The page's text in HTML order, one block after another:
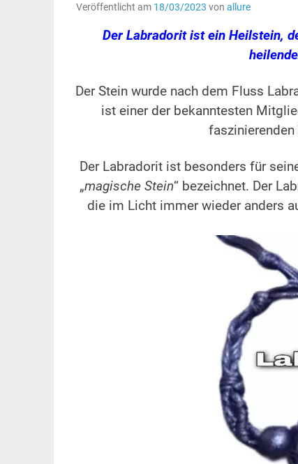
Veröffentlicht am 18/03/2023 von allure
Der Labradorit ist ein Heilstein,
Der Stein wurde nach dem Fluss
ist einer der bekanntesten
Der Labradorit ist besonders für
„magische Stein“ bezeichnet. Der
die im Licht immer wieder anders